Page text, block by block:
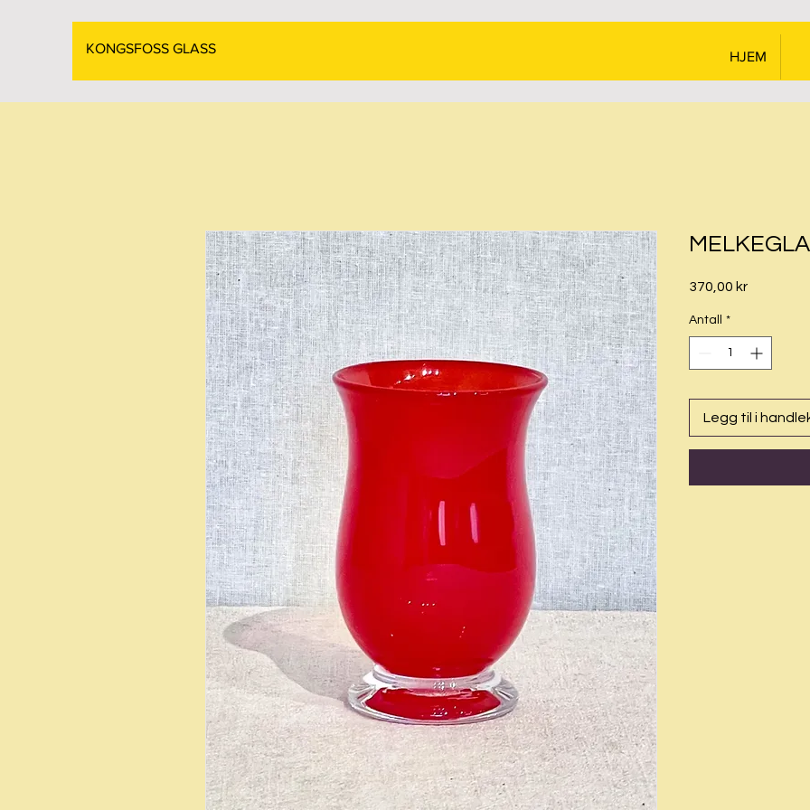
KONGSFOSS GLASS
HJEM
370,00 krPris
Antall *
Legg til i